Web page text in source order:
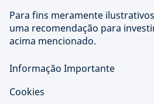
Para fins meramente
uma recomendação para
acima mencionado.
Informação Importante
Cookies